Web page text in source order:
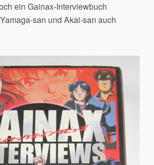
ein Gainax-Interviewbuch
san und Akai-san auch